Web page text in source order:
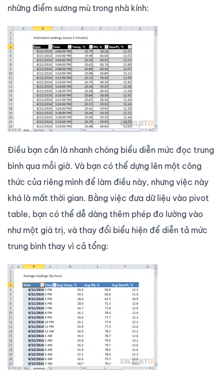
những điểm sương mù trong nhà kính:
Điều bạn cần là nhanh chóng biểu diễn mức đọc trung
bình qua mỗi giờ. Và bạn có thể dựng lên một công
thức của riêng mình để làm điều này, nhưng việc này
khá là mất thời gian. Bằng việc đưa dữ liệu vào pivot
table, bạn có thể dễ dàng thêm phép đo lường vào
như một giá trị, và thay đổi biểu hiện để diễn tả mức
trung bình thay vì cả tổng: